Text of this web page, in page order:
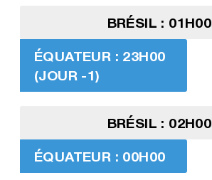
BRÉSIL : 01H00
ÉQUATEUR : 23H00
(JOUR -1)
BRÉSIL : 02H00
ÉQUATEUR : 00H00